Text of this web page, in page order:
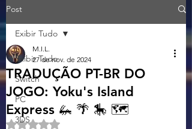
Post
Exibir Tudo
Switch
PC
3DS
Exibir Tudo
TRADUÇÃO PT-BR DO
JOGO: Yoku's Island
Express 🦗 🌴 🎠 🗺️
M.I.L.
27 de nov. de 2024
Avaliado com NaN de 5 estrelas.